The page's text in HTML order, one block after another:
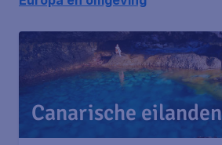
Canarische eilanden